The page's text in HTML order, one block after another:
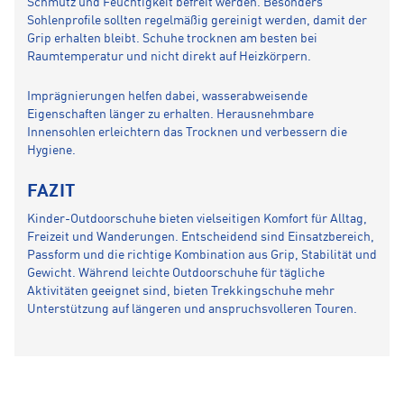
Schmutz und Feuchtigkeit befreit werden. Besonders
Sohlenprofile sollten regelmäßig gereinigt werden, damit der
Grip erhalten bleibt. Schuhe trocknen am besten bei
Raumtemperatur und nicht direkt auf Heizkörpern.
Imprägnierungen helfen dabei, wasserabweisende
Eigenschaften länger zu erhalten. Herausnehmbare
Innensohlen erleichtern das Trocknen und verbessern die
Hygiene.
FAZIT
Kinder-Outdoorschuhe bieten vielseitigen Komfort für Alltag,
Freizeit und Wanderungen. Entscheidend sind Einsatzbereich,
Passform und die richtige Kombination aus Grip, Stabilität und
Gewicht. Während leichte Outdoorschuhe für tägliche
Aktivitäten geeignet sind, bieten Trekkingschuhe mehr
Unterstützung auf längeren und anspruchsvolleren Touren.